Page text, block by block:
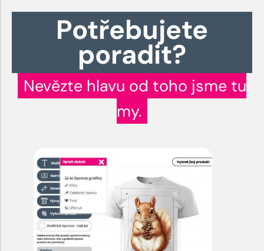
Potřebujete
poradit?
Nevězte hlavu od toho jsme tu
my.